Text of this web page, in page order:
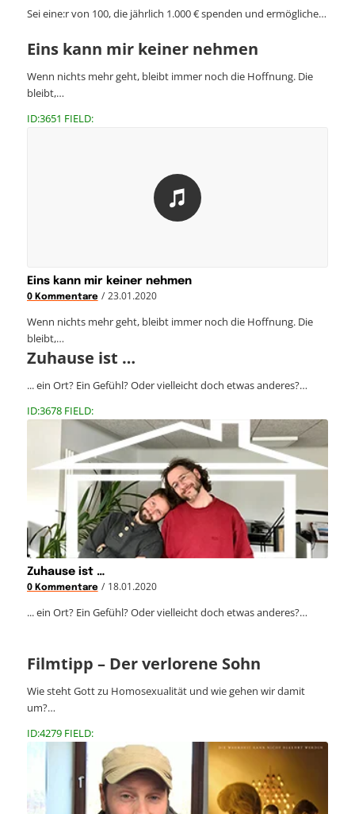
Sei eine:r von 100, die jährlich 1.000 € spenden und ermögliche…
Eins kann mir keiner nehmen
Wenn nichts mehr geht, bleibt immer noch die Hoffnung. Die
bleibt,…
ID:3651 FIELD:
Eins kann mir keiner nehmen
0 Kommentare / 23.01.2020
Wenn nichts mehr geht, bleibt immer noch die Hoffnung. Die
bleibt,…
Zuhause ist …
... ein Ort? Ein Gefühl? Oder vielleicht doch etwas anderes?…
ID:3678 FIELD:
Zuhause ist …
0 Kommentare / 18.01.2020
... ein Ort? Ein Gefühl? Oder vielleicht doch etwas anderes?…
Filmtipp – Der verlorene Sohn
Wie steht Gott zu Homosexualität und wie gehen wir damit
um?…
ID:4279 FIELD: